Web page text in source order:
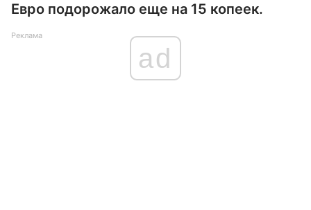
Евро подорожало еще на 15 копеек.
Реклама
ad